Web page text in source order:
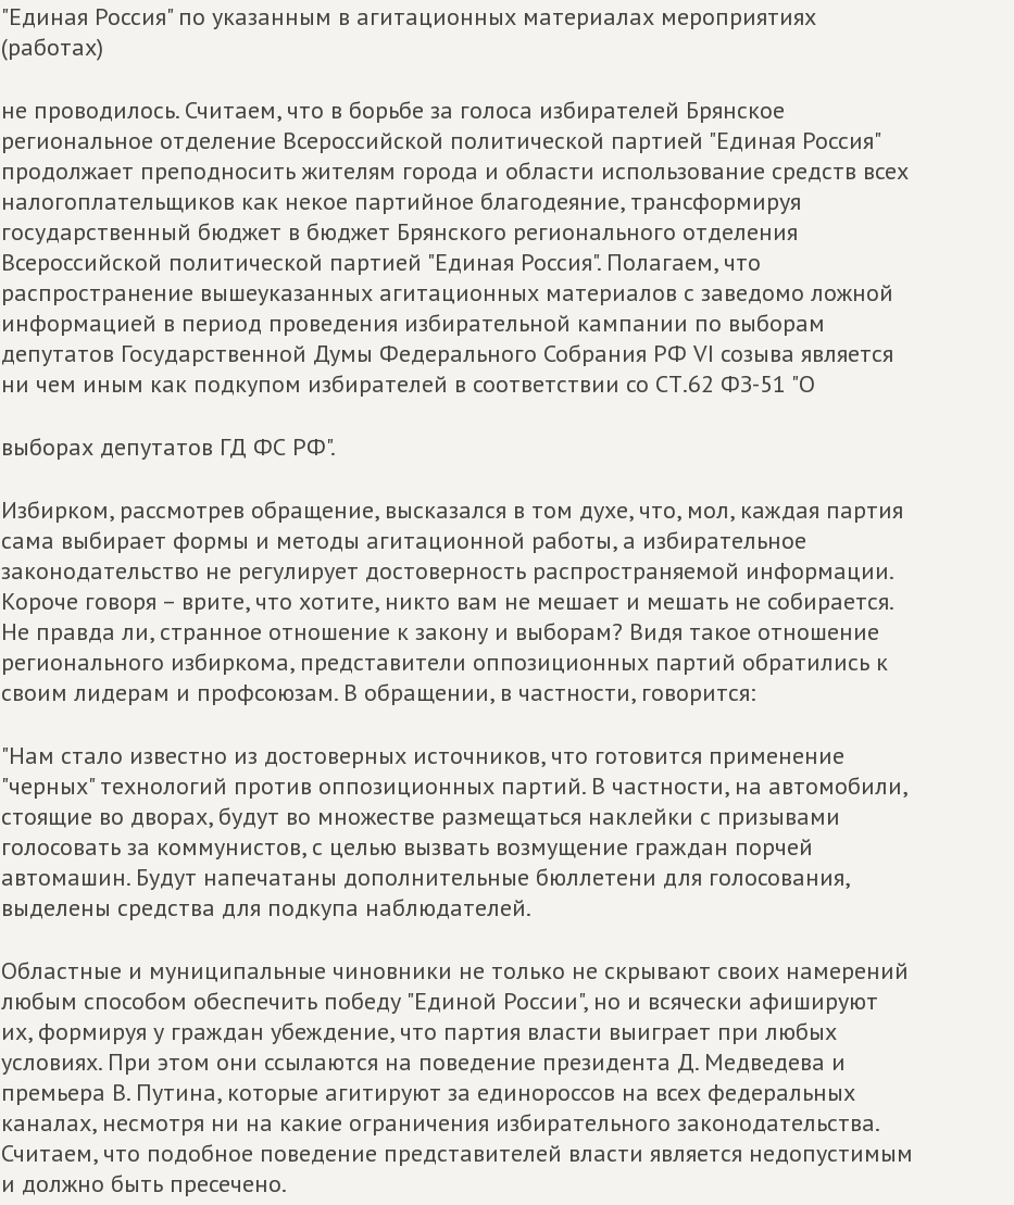
"Единая Россия" по указанным в агитационных материалах мероприятиях
(работах)
не проводилось. Считаем, что в борьбе за голоса избирателей Брянское
региональное отделение Всероссийской политической партией "Единая Россия"
продолжает преподносить жителям города и области использование средств всех
налогоплательщиков как некое партийное благодеяние, трансформируя
государственный бюджет в бюджет Брянского регионального отделения
Всероссийской политической партией "Единая Россия". Полагаем, что
распространение вышеуказанных агитационных материалов с заведомо ложной
информацией в период проведения избирательной кампании по выборам
депутатов Государственной Думы Федерального Собрания РФ VI созыва является
ни чем иным как подкупом избирателей в соответствии со СТ.62 ФЗ-51 "О
выборах депутатов ГД ФС РФ".
Избирком, рассмотрев обращение, высказался в том духе, что, мол, каждая партия
сама выбирает формы и методы агитационной работы, а избирательное
законодательство не регулирует достоверность распространяемой информации.
Короче говоря – врите, что хотите, никто вам не мешает и мешать не собирается.
Не правда ли, странное отношение к закону и выборам? Видя такое отношение
регионального избиркома, представители оппозиционных партий обратились к
своим лидерам и профсоюзам. В обращении, в частности, говорится:
"Нам стало известно из достоверных источников, что готовится применение
"черных" технологий против оппозиционных партий. В частности, на автомобили,
стоящие во дворах, будут во множестве размещаться наклейки с призывами
голосовать за коммунистов, с целью вызвать возмущение граждан порчей
автомашин. Будут напечатаны дополнительные бюллетени для голосования,
выделены средства для подкупа наблюдателей.
Областные и муниципальные чиновники не только не скрывают своих намерений
любым способом обеспечить победу "Единой России", но и всячески афишируют
их, формируя у граждан убеждение, что партия власти выиграет при любых
условиях. При этом они ссылаются на поведение президента Д. Медведева и
премьера В. Путина, которые агитируют за единороссов на всех федеральных
каналах, несмотря ни на какие ограничения избирательного законодательства.
Считаем, что подобное поведение представителей власти является недопустимым
и должно быть пресечено.